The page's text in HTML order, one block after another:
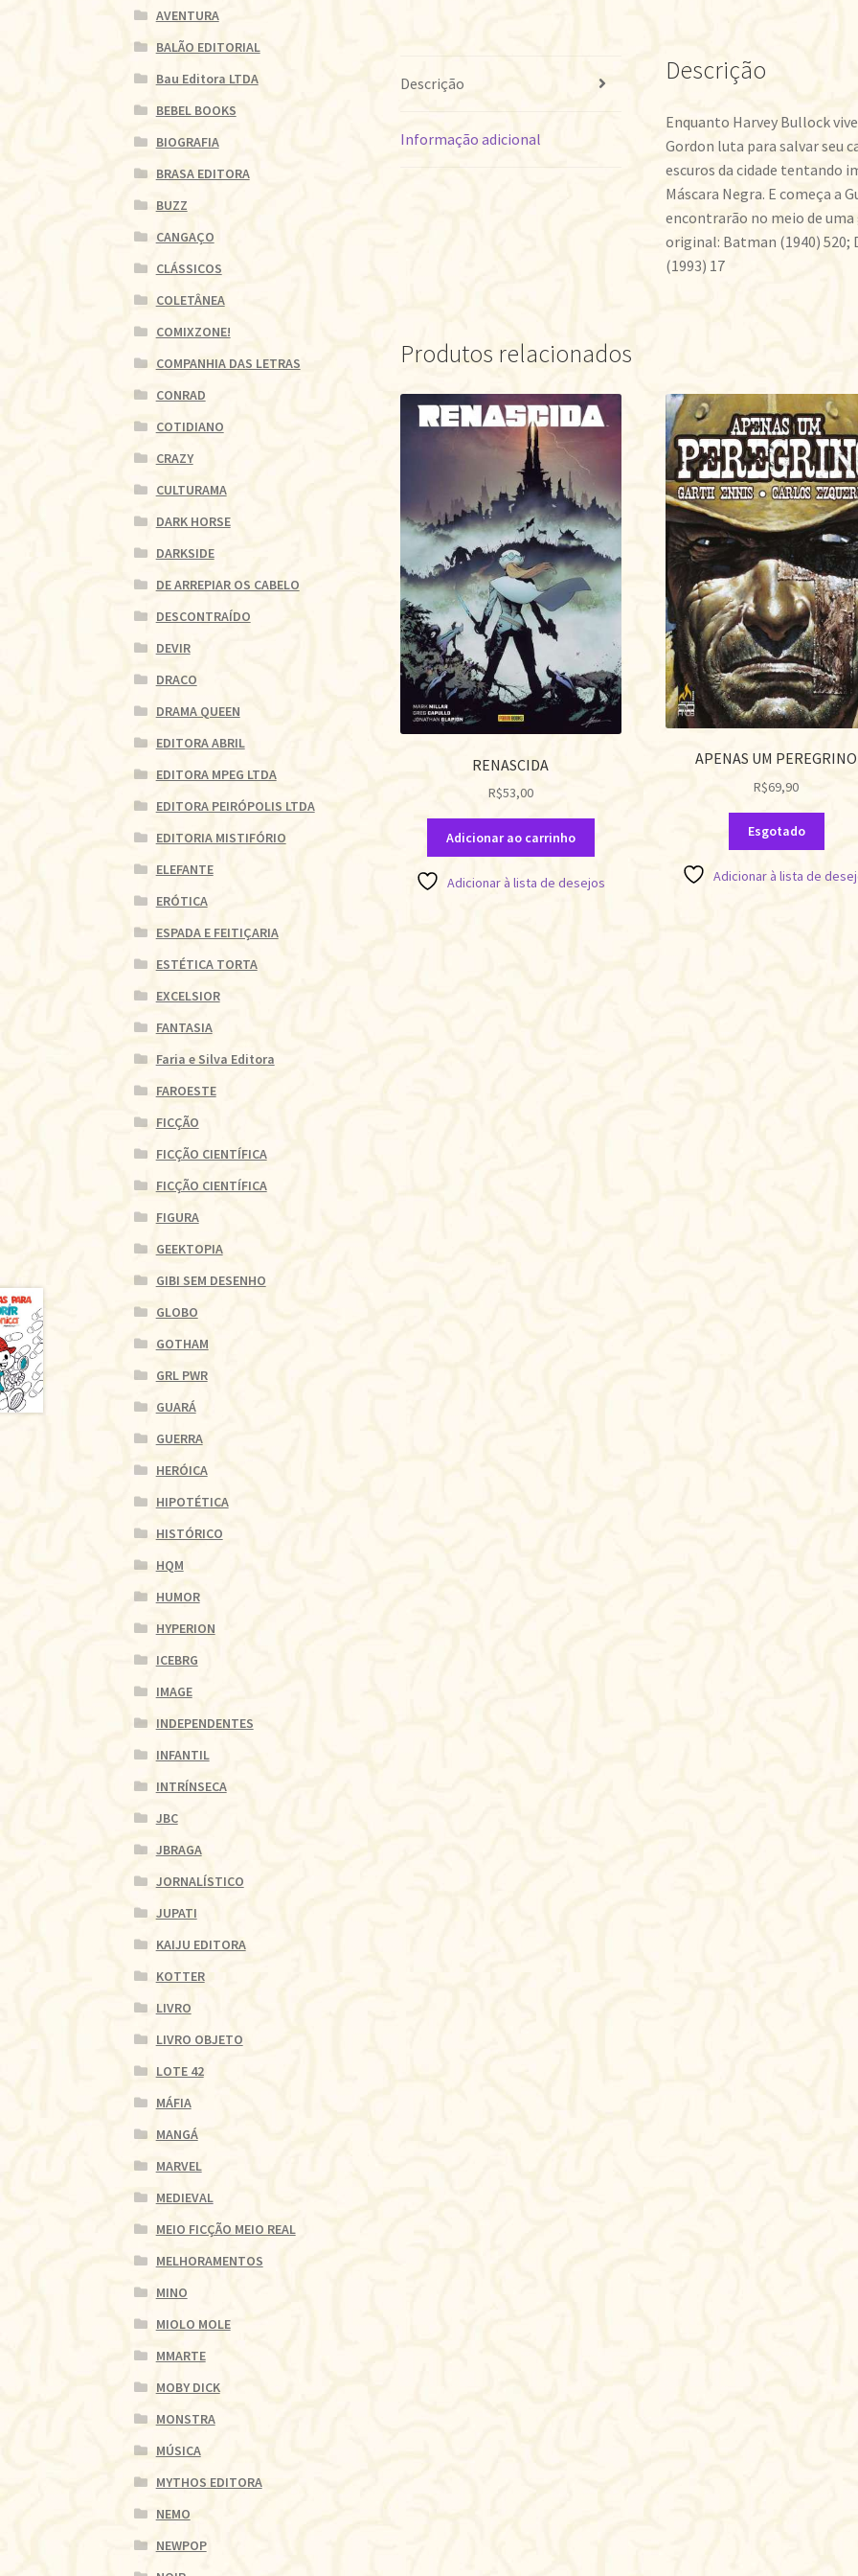
Descrição
Informação adicional
Descrição
Enquanto Harvey Bullock
Gordon luta para salvar seu
escuros da cidade tentando
Máscara Negra. E começa a
encontrarão no meio de
original: Batman (1940) 520;
(1993) 17
Produtos relacionados
RENASCIDA
R$53,00
Adicionar ao carrinho
Adicionar à lista de desejos
APENAS UM PEREGRINO
R$69,90
Esgotado
Adicionar à lista de
AVENTURA
BALÃO EDITORIAL
Bau Editora LTDA
BEBEL BOOKS
BIOGRAFIA
BRASA EDITORA
BUZZ
CANGAÇO
CLÁSSICOS
COLETÂNEA
COMIXZONE!
COMPANHIA DAS LETRAS
CONRAD
COTIDIANO
CRAZY
CULTURAMA
DARK HORSE
DARKSIDE
DE ARREPIAR OS CABELO
DESCONTRAÍDO
DEVIR
DRACO
DRAMA QUEEN
EDITORA ABRIL
EDITORA MPEG LTDA
EDITORA PEIRÓPOLIS LTDA
EDITORIA MISTIFÓRIO
ELEFANTE
ERÓTICA
ESPADA E FEITIÇARIA
ESTÉTICA TORTA
EXCELSIOR
FANTASIA
Faria e Silva Editora
FAROESTE
FICÇÃO
FICÇÃO CIENTÍFICA
FICÇÃO CIENTÍFICA
FIGURA
GEEKTOPIA
GIBI SEM DESENHO
GLOBO
GOTHAM
GRL PWR
GUARÁ
GUERRA
HERÓICA
HIPOTÉTICA
HISTÓRICO
HQM
HUMOR
HYPERION
ICEBRG
IMAGE
INDEPENDENTES
INFANTIL
INTRÍNSECA
JBC
JBRAGA
JORNALÍSTICO
JUPATI
KAIJU EDITORA
KOTTER
LIVRO
LIVRO OBJETO
LOTE 42
MÁFIA
MANGÁ
MARVEL
MEDIEVAL
MEIO FICÇÃO MEIO REAL
MELHORAMENTOS
MINO
MIOLO MOLE
MMARTE
MOBY DICK
MONSTRA
MÚSICA
MYTHOS EDITORA
NEMO
NEWPOP